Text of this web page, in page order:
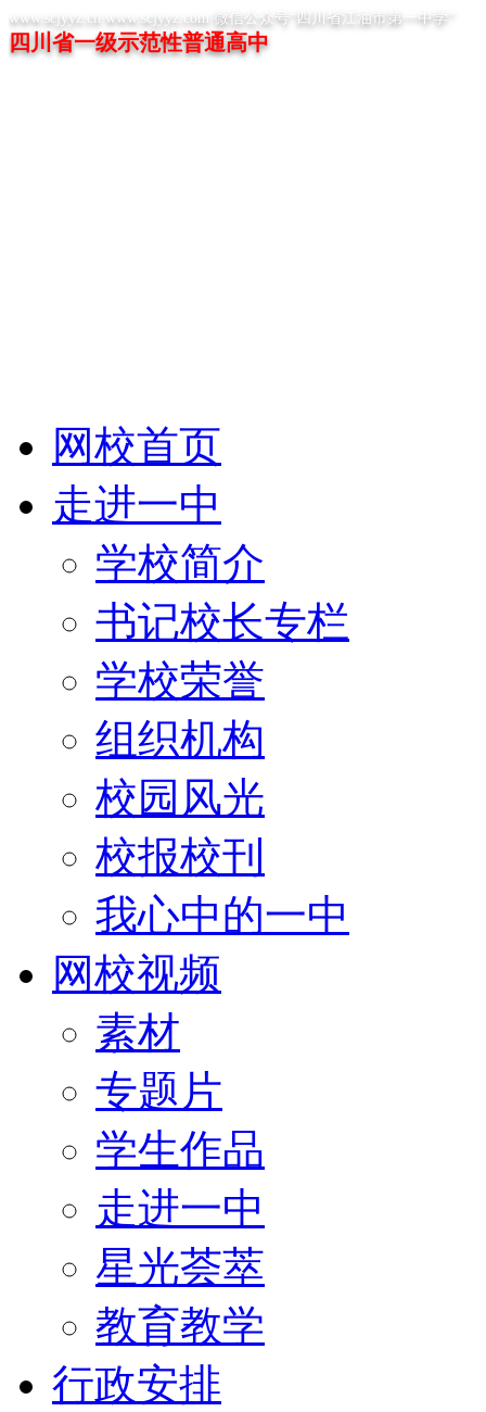
www.scjyyz.cn www.scjyyz.com 微信公众号“四川省江油市第一中学”
四川省一级示范性普通高中
网校首页
走进一中
学校简介
书记校长专栏
学校荣誉
组织机构
校园风光
校报校刊
我心中的一中
网校视频
素材
专题片
学生作品
走进一中
星光荟萃
教育教学
行政安排